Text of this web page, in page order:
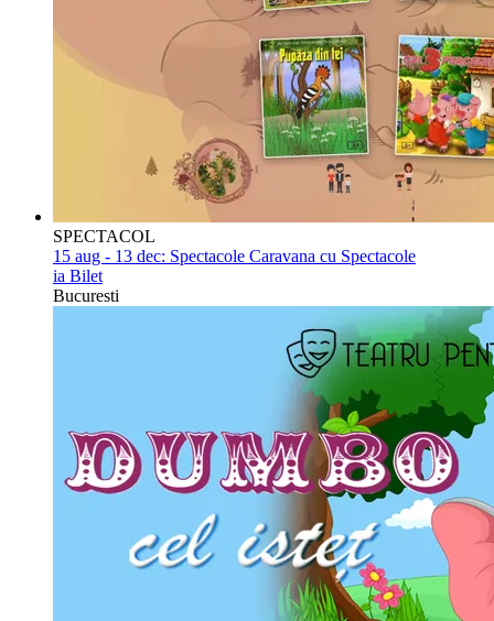
SPECTACOL
15 aug - 13 dec: Spectacole Caravana cu Spectacole
ia Bilet
Bucuresti